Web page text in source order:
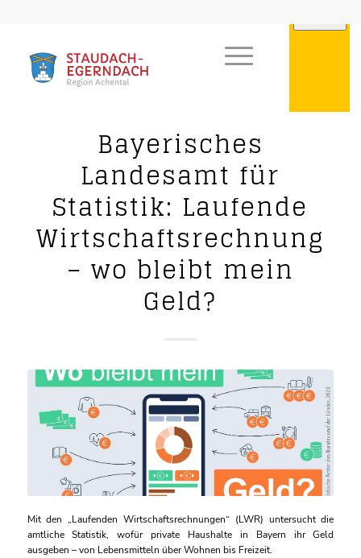
Bayerisches
Landesamt für
Statistik: Laufende
Wirtschaftsrechnung
– wo bleibt mein
Geld?
Mit den „Laufenden Wirtschaftsrechnungen“ (LWR) untersucht die
amtliche Statistik, wofür private Haushalte in Bayern ihr Geld
ausgeben – von Lebensmitteln über Wohnen bis Freizeit.